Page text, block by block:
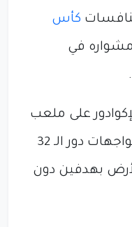
منافسات كأس
مشواره في
على ملعب
"مكسيكو سيتي" في إطار مواجهات دور الـ 32
بهدفين دون